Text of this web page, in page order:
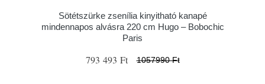
Sötétszürke zsenília kinyitható kanapé
mindennapos alvásra 220 cm Hugo – Bobochic
Paris
793 493 Ft 1057990 Ft